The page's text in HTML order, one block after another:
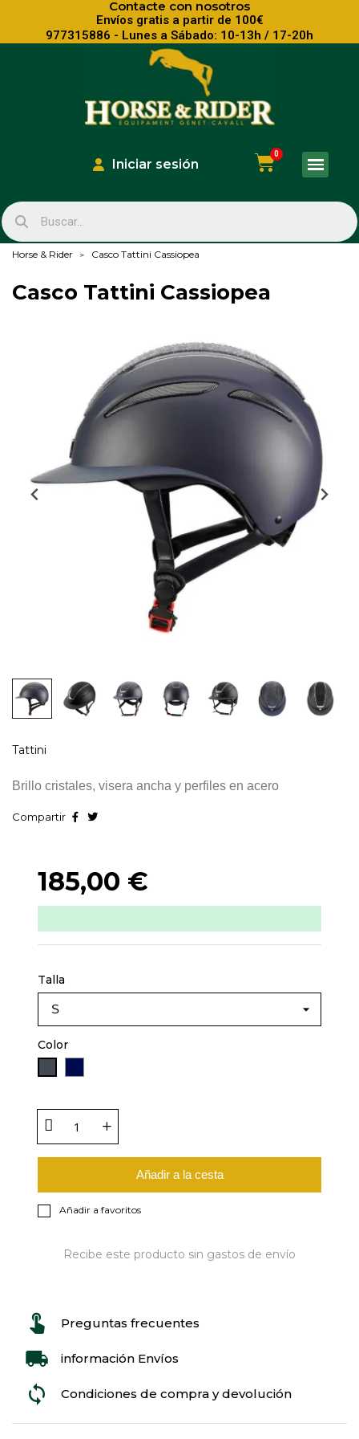
Contacte con nosotros
Envíos gratis a partir de 100€
977315886 - Lunes a Sábado: 10-13h / 17-20h
Iniciar sesión
Horse & Rider Casco Tattini Cassiopea
Casco Tattini Cassiopea
Tattini
Brillo cristales, visera ancha y perfiles en acero
Compartir
185,00 €
Talla
Color
Añadir a la cesta
Añadir a favoritos
Recibe este producto sin gastos de envío
Preguntas frecuentes
información Envíos
Condiciones de compra y devolución